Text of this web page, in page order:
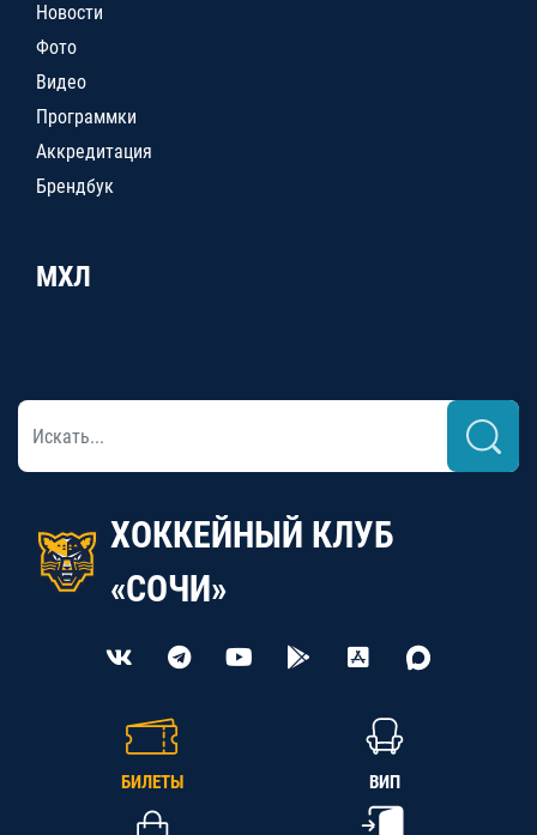
Новости
Фото
Видео
Программки
Аккредитация
Брендбук
МХЛ
ХОККЕЙНЫЙ КЛУБ
«СОЧИ»
БИЛЕТЫ ВИП